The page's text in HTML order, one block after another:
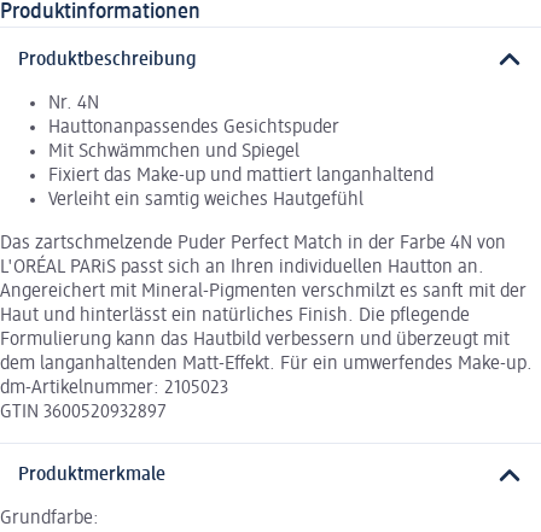
Produktinformationen
Produktbeschreibung
Nr. 4N
Hauttonanpassendes Gesichtspuder
Mit Schwämmchen und Spiegel
Fixiert das Make-up und mattiert langanhaltend
Verleiht ein samtig weiches Hautgefühl
Das zartschmelzende Puder Perfect Match in der Farbe 4N von
L'ORÉAL PARiS passt sich an Ihren individuellen Hautton an.
Angereichert mit Mineral-Pigmenten verschmilzt es sanft mit der
Haut und hinterlässt ein natürliches Finish. Die pflegende
Formulierung kann das Hautbild verbessern und überzeugt mit
dem langanhaltenden Matt-Effekt. Für ein umwerfendes Make-up.
dm-Artikelnummer: 2105023
GTIN 3600520932897
Produktmerkmale
Grundfarbe: